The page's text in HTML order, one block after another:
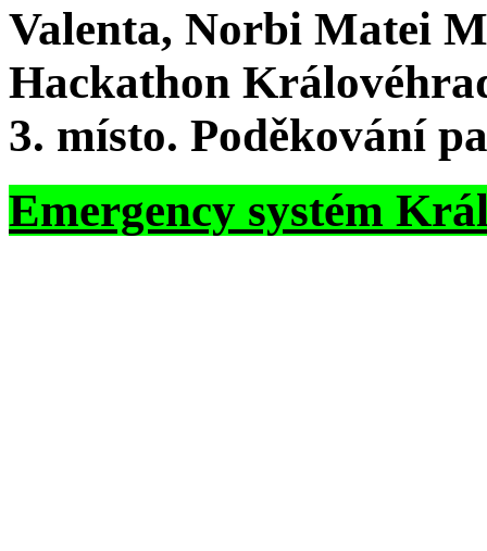
Valenta, Norbi Matei
Hackathon
3. místo. Poděkování
Emergency systém